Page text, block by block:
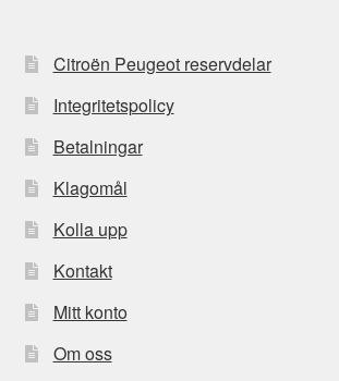
Citroën Peugeot reservdelar
Integritetspolicy
Betalningar
Klagomål
Kolla upp
Kontakt
Mitt konto
Om oss